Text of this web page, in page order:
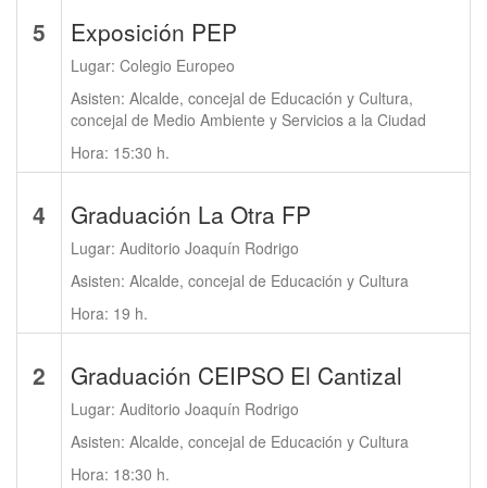
5 Exposición PEP
Lugar: Colegio Europeo
Asisten: Alcalde, concejal de Educación y Cultura,
concejal de Medio Ambiente y Servicios a la Ciudad
Hora: 15:30 h.
4 Graduación La Otra FP
Lugar: Auditorio Joaquín Rodrigo
Asisten: Alcalde, concejal de Educación y Cultura
Hora: 19 h.
2 Graduación CEIPSO El Cantizal
Lugar: Auditorio Joaquín Rodrigo
Asisten: Alcalde, concejal de Educación y Cultura
Hora: 18:30 h.